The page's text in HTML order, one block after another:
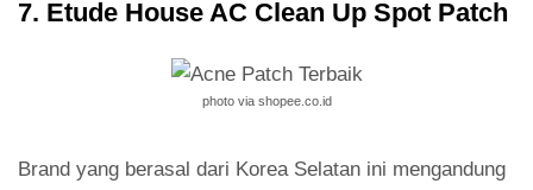
7. Etude House AC Clean Up Spot Patch
photo via shopee.co.id
Brand yang berasal dari Korea Selatan ini mengandung